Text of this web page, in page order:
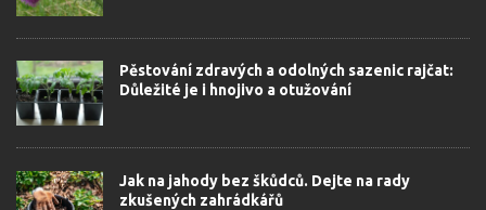
Pěstování zdravých a odolných sazenic rajčat:
Důležité je i hnojivo a otužování
Jak na jahody bez škůdců. Dejte na rady
zkušených zahrádkářů